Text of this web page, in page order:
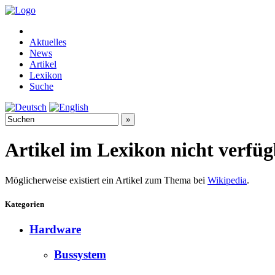
Aktuelles
News
Artikel
Lexikon
Suche
Artikel im Lexikon nicht
Möglicherweise existiert ein Artikel zum Thema bei Wikipedia.
Kategorien
Hardware
Bussystem